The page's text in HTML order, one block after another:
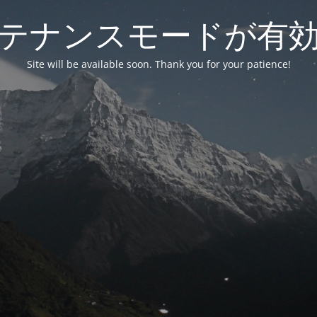
ナンスモードが有
Site will be available soon. Thank you for your patience!